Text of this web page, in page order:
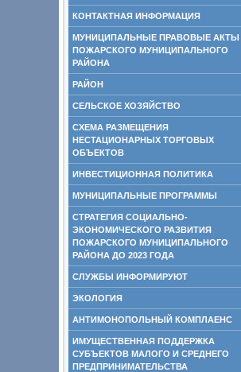
КОНТАКТНАЯ ИНФОРМАЦИЯ
МУНИЦИПАЛЬНЫЕ ПРАВОВЫЕ АКТЫ
ПОЖАРСКОГО МУНИЦИПАЛЬНОГО
РАЙОНА
РАЙОН
СЕЛЬСКОЕ ХОЗЯЙСТВО
СХЕМА РАЗМЕЩЕНИЯ
НЕСТАЦИОНАРНЫХ ТОРГОВЫХ
ОБЪЕКТОВ
ИНВЕСТИЦИОННАЯ ПОЛИТИКА
МУНИЦИПАЛЬНЫЕ ПРОГРАММЫ
СТРАТЕГИЯ СОЦИАЛЬНО-
ЭКОНОМИЧЕСКОГО РАЗВИТИЯ
ПОЖАРСКОГО МУНИЦИПАЛЬНОГО
РАЙОНА ДО 2023 ГОДА
СЛУЖБЫ ИНФОРМИРУЮТ
ЭКОЛОГИЯ
АНТИМОНОПОЛЬНЫЙ КОМПЛАЕНС
ИМУЩЕСТВЕННАЯ ПОДДЕРЖКА
СУБЪЕКТОВ МАЛОГО И СРЕДНЕГО
ПРЕДПРИНИМАТЕЛЬСТВА